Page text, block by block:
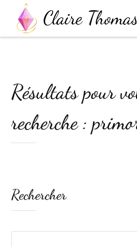
Résultats pour
recherche :
Rechercher